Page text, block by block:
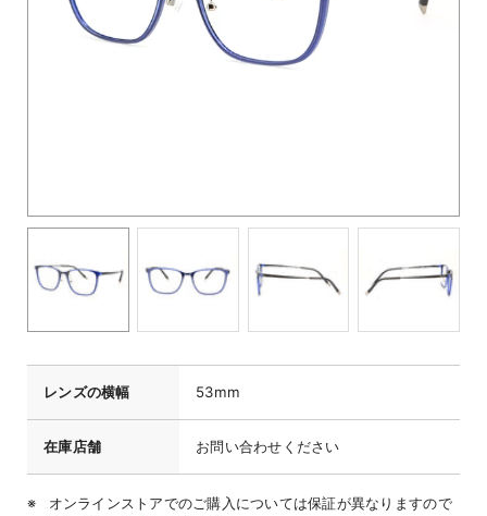
レンズの横幅 53mm
在庫店舗 お問い合わせください
オンラインストアでのご購入については保証が異なりますので